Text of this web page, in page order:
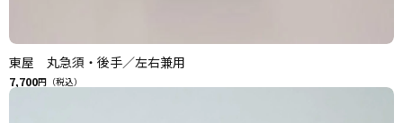
東屋 丸急須・後手／左右兼用
7,700円（税込）